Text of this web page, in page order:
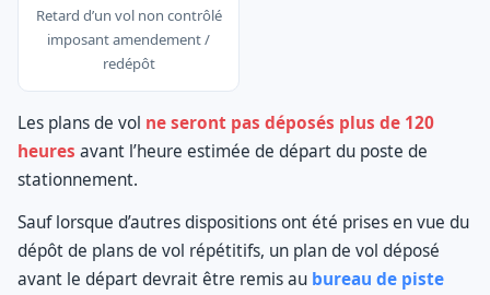
Retard d’un vol non contrôlé
imposant amendement /
redépôt
Les plans de vol ne seront pas déposés plus de 120
heures avant l’heure estimée de départ du poste de
stationnement.
Sauf lorsque d’autres dispositions ont été prises en vue du
dépôt de plans de vol répétitifs, un plan de vol déposé
avant le départ devrait être remis au bureau de piste